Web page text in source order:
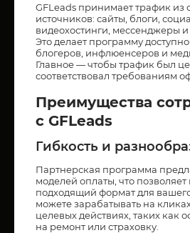
GFLeads принимает трафик из
источников: сайты, блоги,
видеохостинги, мессенджеры
Это делает программу
блогеров, инфлюенсеров и
Главное — чтобы трафик был
соответствовал требованиям
Преимущества
с GFLeads
Гибкость и
Партнерская программа
моделей оплаты, что
подходящий формат для
можете зарабатывать на
целевых действиях, таких как
на ремонт или страховку.